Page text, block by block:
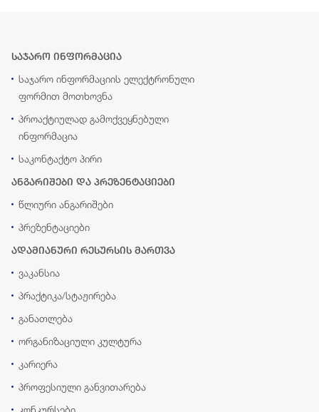
საჯარო ინფორმაცია
საჯარო ინფორმაციის ელექტრონული
ფორმით მოთხოვნა
პროაქტიულად გამოქვეყნებული
ინფორმაცია
საკონტაქტო პირი
ანგარიშები და პრეზენტაციები
წლიური ანგარიშები
პრეზენტაციები
ადამიანური რესურსის მართვა
ვაკანსია
პრაქტიკა/სტაჟირება
განათლება
ორგანიზაციული კულტურა
კარიერა
პროფესიული განვითარება